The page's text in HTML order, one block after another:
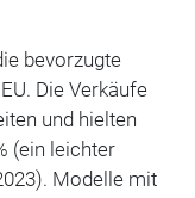
bevorzugte
Die Verkäufe
und hielten
(ein leichter
Modelle mit